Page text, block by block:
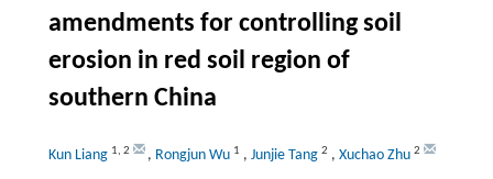
amendments for controlling soil
erosion in red soil region of
southern China
Kun Liang 1, 2 , Rongjun Wu 1 , Junjie Tang 2 , Xuchao Zhu 2